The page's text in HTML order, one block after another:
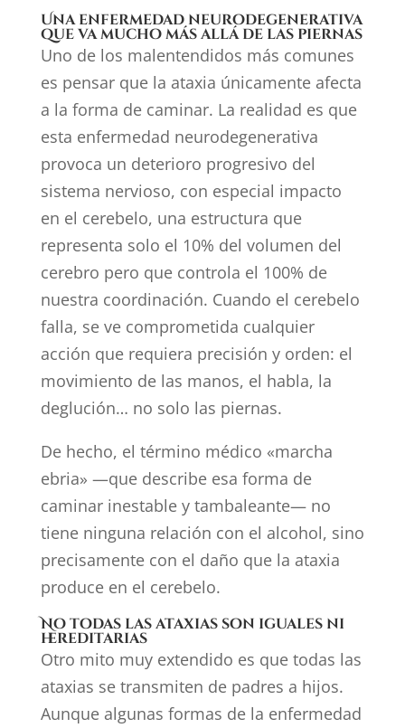
Una enfermedad neurodegenerativa
que va mucho más allá de las piernas
Uno de los malentendidos más comunes
es pensar que la ataxia únicamente afecta
a la forma de caminar. La realidad es que
esta enfermedad neurodegenerativa
provoca un deterioro progresivo del
sistema nervioso, con especial impacto
en el cerebelo, una estructura que
representa solo el 10% del volumen del
cerebro pero que controla el 100% de
nuestra coordinación. Cuando el cerebelo
falla, se ve comprometida cualquier
acción que requiera precisión y orden: el
movimiento de las manos, el habla, la
deglución… no solo las piernas.
De hecho, el término médico «marcha
ebria» —que describe esa forma de
caminar inestable y tambaleante— no
tiene ninguna relación con el alcohol, sino
precisamente con el daño que la ataxia
produce en el cerebelo.
No todas las ataxias son iguales ni
hereditarias
Otro mito muy extendido es que todas las
ataxias se transmiten de padres a hijos.
Aunque algunas formas de la enfermedad